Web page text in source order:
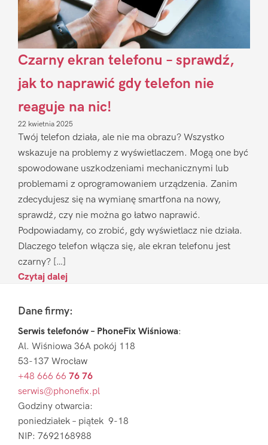
Czarny ekran telefonu – sprawdź,
jak to naprawić gdy telefon nie
reaguje na nic!
22 kwietnia 2025
Twój telefon działa, ale nie ma obrazu? Wszystko
wskazuje na problemy z wyświetlaczem. Mogą one być
spowodowane uszkodzeniami mechanicznymi lub
problemami z oprogramowaniem urządzenia. Zanim
zdecydujesz się na wymianę smartfona na nowy,
sprawdź, czy nie można go łatwo naprawić.
Podpowiadamy, co zrobić, gdy wyświetlacz nie działa.
Dlaczego telefon włącza się, ale ekran telefonu jest
czarny? […]
Czytaj dalej
FooterDane firmy:
Serwis telefonów – PhoneFix Wiśniowa:
Al. Wiśniowa 36A pokój 118
53-137 Wrocław
+48 666 66 76 76
serwis@phonefix.pl
Godziny otwarcia:
poniedziałek – piątek 9-18
NIP: 7692168988